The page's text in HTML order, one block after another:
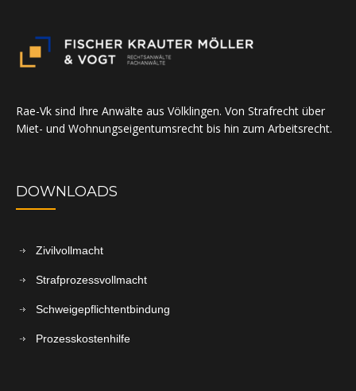
Rae-Vk sind Ihre Anwälte aus Völklingen. Von Strafrecht über
Miet- und Wohnungseigentumsrecht bis hin zum Arbeitsrecht.
DOWNLOADS
Zivilvollmacht
Strafprozessvollmacht
Schweigepflichtentbindung
Prozesskostenhilfe